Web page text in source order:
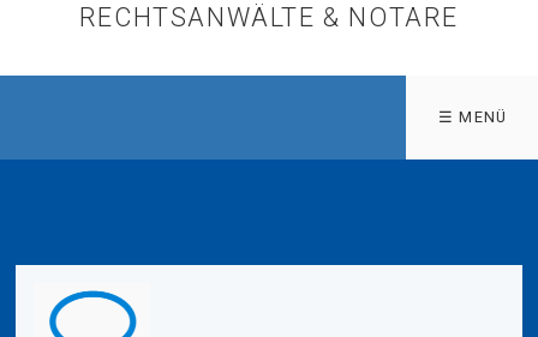
RECHTSANWÄLTE & NOTARE
☰ MENÜ